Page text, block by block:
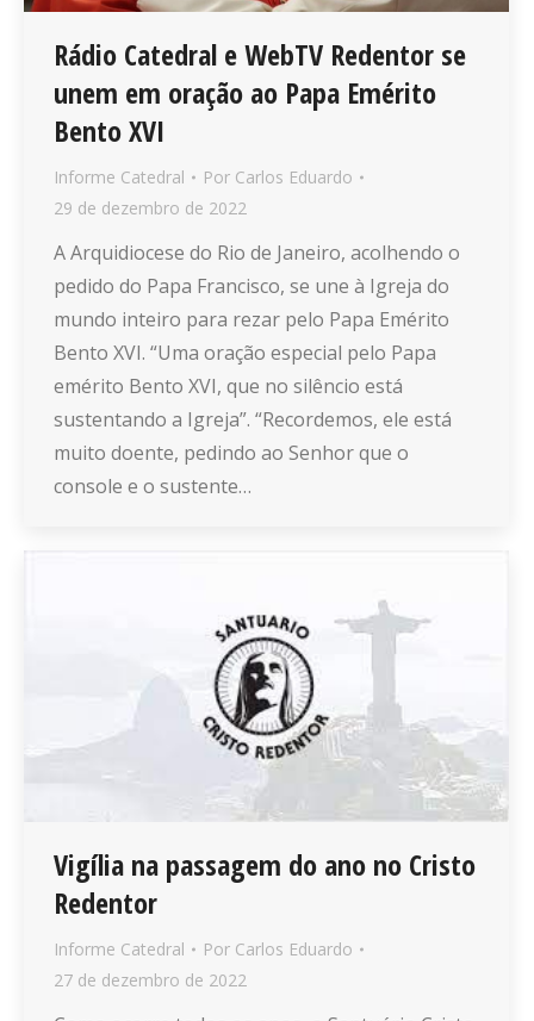
Rádio Catedral e WebTV Redentor se
unem em oração ao Papa Emérito
Bento XVI
Informe Catedral Por Carlos Eduardo
29 de dezembro de 2022
A Arquidiocese do Rio de Janeiro, acolhendo o
pedido do Papa Francisco, se une à Igreja do
mundo inteiro para rezar pelo Papa Emérito
Bento XVI. “Uma oração especial pelo Papa
emérito Bento XVI, que no silêncio está
sustentando a Igreja”. “Recordemos, ele está
muito doente, pedindo ao Senhor que o
console e o sustente…
Vigília na passagem do ano no Cristo
Redentor
Informe Catedral Por Carlos Eduardo
27 de dezembro de 2022